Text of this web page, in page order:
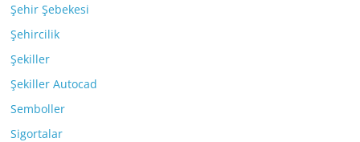
Şehir Şebekesi
Şehircilik
Şekiller
Şekiller Autocad
Semboller
Sigortalar